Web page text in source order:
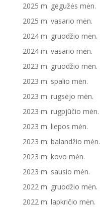
2025 m. gegužės mėn.
2025 m. vasario mėn.
2024 m. gruodžio mėn.
2024 m. vasario mėn.
2023 m. gruodžio mėn.
2023 m. spalio mėn.
2023 m. rugsėjo mėn.
2023 m. rugpjūčio mėn.
2023 m. liepos mėn.
2023 m. balandžio mėn.
2023 m. kovo mėn.
2023 m. sausio mėn.
2022 m. gruodžio mėn.
2022 m. lapkričio mėn.